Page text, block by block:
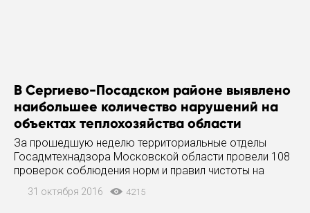
В Сергиево-Посадском районе выявлено
наибольшее количество нарушений на
объектах теплохозяйства области
За прошедшую неделю территориальные отделы
Госадмтехнадзора Московской области провели 108
проверок соблюдения норм и правил чистоты на
объектах теплохозяйства и выявили 38 нарушений.
Как отмечается в пресс-релизе ведомства, кроме
31 октября 2016 4215